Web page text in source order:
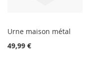
Urne maison métal
49,99 €